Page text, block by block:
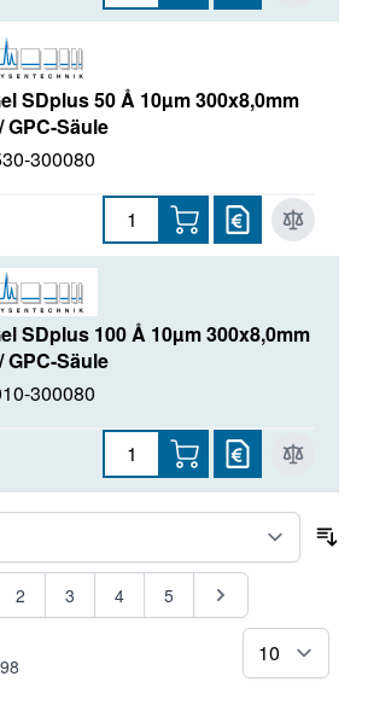
SDplus 50 Å 10µm 300x8,0mm
GPC-Säule
300080
SDplus 100 Å 10µm 300x8,0mm
GPC-Säule
300080
Seite
gerade Seite
Seite
2 Seite
3 Seite
4 Seite
5 Seite